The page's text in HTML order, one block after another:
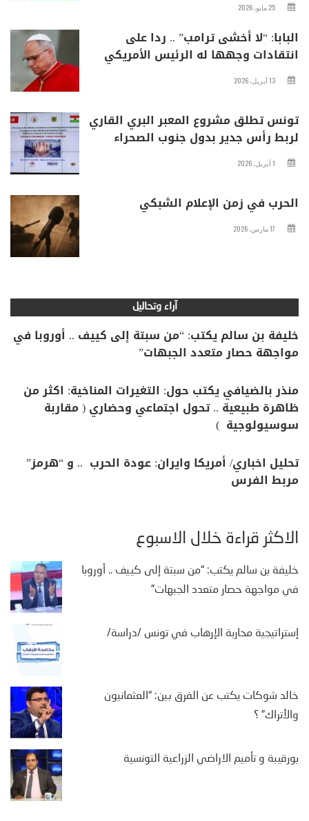
25 مايو، 2026
البابا: “لا أخشى ترامب” .. ردا على
انتقادات وجهها له الرئيس الأمريكي
13 أبريل، 2026
تونس تطلق مشروع المعبر البري القاري
لربط رأس جدير بدول جنوب الصحراء
1 أبريل، 2026
الحرب في زمن الإعلام الشبكي
17 مارس، 2026
آراء وتحاليل
خليفة بن سالم يكتب: “من سبتة إلى كييف .. أوروبا في
مواجهة حصار متعدد الجبهات”
منذر بالضيافي يكتب حول: التغيرات المناخية: اكثر من
ظاهرة طبيعية .. تحول اجتماعي وحضاري ( مقاربة
سوسيولوجية )
تحليل اخباري/ أمريكا وايران: عودة الحرب .. و “هرمز”
مربط الفرس
الأكثر قراءة خلال الأسبوع
خليفة بن سالم يكتب: “من سبتة إلى كييف .. أوروبا
في مواجهة حصار متعدد الجبهات”
إستراتيجية محاربة الإرهاب في تونس /دراسة/
خالد شوكات يكتب عن الفرق بين: “العثمانيون
والأتراك” ؟
بورقيبة و تأميم الاراضي الزراعية التونسية